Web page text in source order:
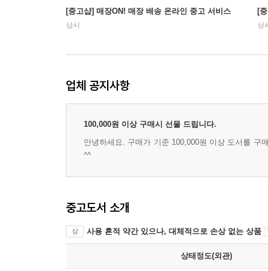
[중고샵] 매장ON! 매장 배송 온라인 중고 서비스
상시
[
상
업체 공지사항
100,000원 이상 구매시 선물 드립니다.
안녕하세요. 구매가 기준 100,000원 이상 도서를 구
^^
중고도서 소개
상 사용 흔적 약간 있으나, 대체적으로 손상 없는 상품
상태정도(외관)